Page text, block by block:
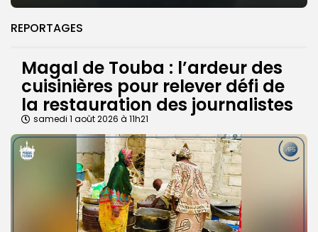
REPORTAGES
Magal de Touba : l’ardeur des
cuisinières pour relever défi de
la restauration des journalistes
samedi 1 août 2026 à 11h21